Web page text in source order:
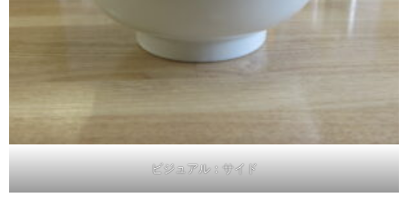
ビジュアル：サイド